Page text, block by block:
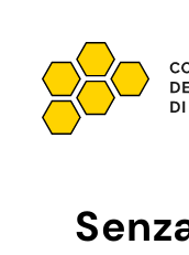
contenuto